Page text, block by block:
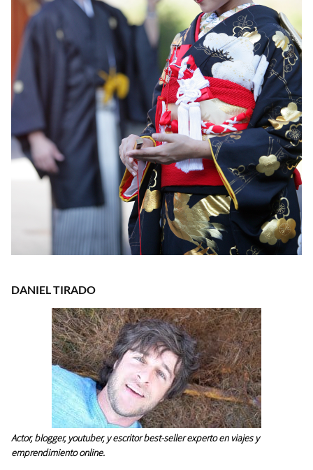
DANIEL TIRADO
Actor, blogger, youtuber, y escritor best-seller experto en viajes y
emprendimiento online.